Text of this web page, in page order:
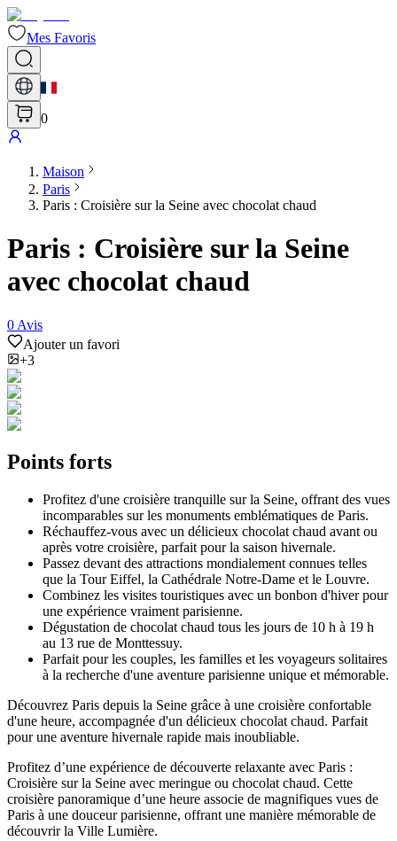
Mes Favoris
0
Maison
Paris
Paris : Croisière sur la Seine avec chocolat chaud
Paris : Croisière sur la Seine
avec chocolat chaud
0 Avis
Ajouter un favori
+3
Points forts
Profitez d'une croisière tranquille sur la Seine, offrant des vues
incomparables sur les monuments emblématiques de Paris.
Réchauffez-vous avec un délicieux chocolat chaud avant ou
après votre croisière, parfait pour la saison hivernale.
Passez devant des attractions mondialement connues telles
que la Tour Eiffel, la Cathédrale Notre-Dame et le Louvre.
Combinez les visites touristiques avec un bonbon d'hiver pour
une expérience vraiment parisienne.
Dégustation de chocolat chaud tous les jours de 10 h à 19 h
au 13 rue de Monttessuy.
Parfait pour les couples, les familles et les voyageurs solitaires
à la recherche d'une aventure parisienne unique et mémorable.
Découvrez Paris depuis la Seine grâce à une croisière confortable
d'une heure, accompagnée d'un délicieux chocolat chaud. Parfait
pour une aventure hivernale rapide mais inoubliable.
Profitez d’une expérience de découverte relaxante avec Paris :
Croisière sur la Seine avec meringue ou chocolat chaud. Cette
croisière panoramique d’une heure associe de magnifiques vues de
Paris à une douceur parisienne, offrant une manière mémorable de
découvrir la Ville Lumière.